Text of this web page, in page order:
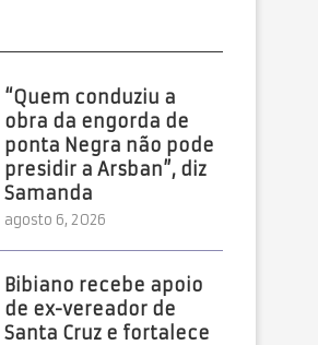
“Quem conduziu a
obra da engorda de
ponta Negra não pode
presidir a Arsban”, diz
Samanda
agosto 6, 2026
Bibiano recebe apoio
de ex-vereador de
Santa Cruz e fortalece